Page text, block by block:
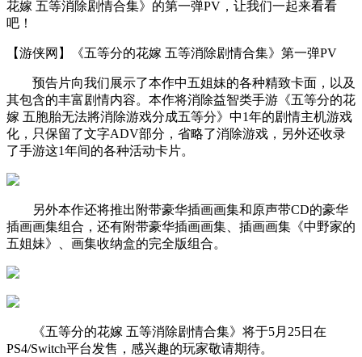
花嫁 五等消除剧情合集》的第一弹PV，让我们一起来看看
吧！
【游侠网】《五等分的花嫁 五等消除剧情合集》第一弹PV
预告片向我们展示了本作中五姐妹的各种精致卡面，以及
其包含的丰富剧情内容。本作将消除益智类手游《五等分的花
嫁 五胞胎无法將消除游戏分成五等分》中1年的剧情主机游戏
化，只保留了文字ADV部分，省略了消除游戏，另外还收录
了手游这1年间的各种活动卡片。
另外本作还将推出附带豪华插画画集和原声带CD的豪华
插画画集组合，还有附带豪华插画画集、插画画集《中野家的
五姐妹》、画集收纳盒的完全版组合。
《五等分的花嫁 五等消除剧情合集》将于5月25日在
PS4/Switch平台发售，感兴趣的玩家敬请期待。